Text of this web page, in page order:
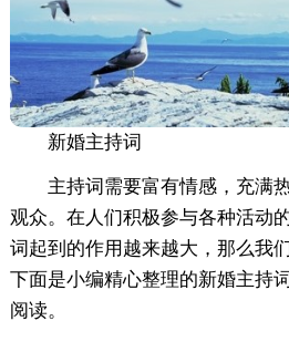
新婚主持词
主持词需要富有情感，充满
观众。在人们积极参与各种活动
词起到的作用越来越大，那么我
下面是小编精心整理的新婚主持
阅读。